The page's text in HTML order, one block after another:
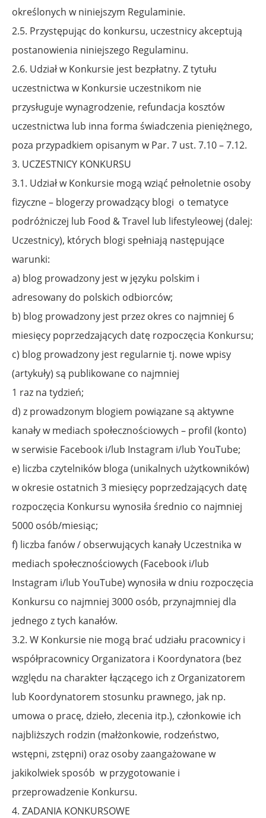
określonych w niniejszym Regulaminie.
2.5. Przystępując do konkursu, uczestnicy akceptują
postanowienia niniejszego Regulaminu.
2.6. Udział w Konkursie jest bezpłatny. Z tytułu
uczestnictwa w Konkursie uczestnikom nie
przysługuje wynagrodzenie, refundacja kosztów
uczestnictwa lub inna forma świadczenia pieniężnego,
poza przypadkiem opisanym w Par. 7 ust. 7.10 – 7.12.
3. UCZESTNICY KONKURSU
3.1. Udział w Konkursie mogą wziąć pełnoletnie osoby
fizyczne – blogerzy prowadzący blogi o tematyce
podróżniczej lub Food & Travel lub lifestyleowej (dalej:
Uczestnicy), których blogi spełniają następujące
warunki:
a) blog prowadzony jest w języku polskim i
adresowany do polskich odbiorców;
b) blog prowadzony jest przez okres co najmniej 6
miesięcy poprzedzających datę rozpoczęcia Konkursu;
c) blog prowadzony jest regularnie tj. nowe wpisy
(artykuły) są publikowane co najmniej
1 raz na tydzień;
d) z prowadzonym blogiem powiązane są aktywne
kanały w mediach społecznościowych – profil (konto)
w serwisie Facebook i/lub Instagram i/lub YouTube;
e) liczba czytelników bloga (unikalnych użytkowników)
w okresie ostatnich 3 miesięcy poprzedzających datę
rozpoczęcia Konkursu wynosiła średnio co najmniej
5000 osób/miesiąc;
f) liczba fanów / obserwujących kanały Uczestnika w
mediach społecznościowych (Facebook i/lub
Instagram i/lub YouTube) wynosiła w dniu rozpoczęcia
Konkursu co najmniej 3000 osób, przynajmniej dla
jednego z tych kanałów.
3.2. W Konkursie nie mogą brać udziału pracownicy i
współpracownicy Organizatora i Koordynatora (bez
względu na charakter łączącego ich z Organizatorem
lub Koordynatorem stosunku prawnego, jak np.
umowa o pracę, dzieło, zlecenia itp.), członkowie ich
najbliższych rodzin (małżonkowie, rodzeństwo,
wstępni, zstępni) oraz osoby zaangażowane w
jakikolwiek sposób w przygotowanie i
przeprowadzenie Konkursu.
4. ZADANIA KONKURSOWE